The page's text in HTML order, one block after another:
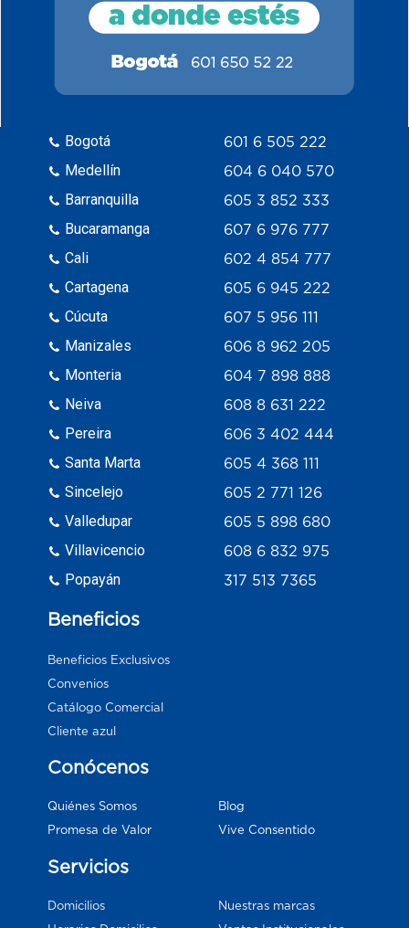
Bogotá
Medellín
Barranquilla
Bucaramanga
Cali
Cartagena
Cúcuta
Manizales
Monteria
Neiva
Pereira
Santa Marta
Sincelejo
Valledupar
Villavicencio
Popayán
601 6 505 222
604 6 040 570
605 3 852 333
607 6 976 777
602 4 854 777
605 6 945 222
607 5 956 111
606 8 962 205
604 7 898 888
608 8 631 222
606 3 402 444
605 4 368 111
605 2 771 126
605 5 898 680
608 6 832 975
317 513 7365
Beneficios
Beneficios Exclusivos
Convenios
Catálogo Comercial
Cliente azul
Conócenos
Quiénes Somos
Promesa de Valor
Blog
Vive Consentido
Servicios
Domicilios
Nuestras marcas